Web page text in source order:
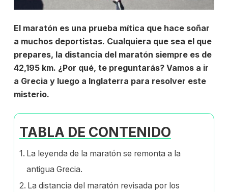
El maratón es una prueba mítica que hace soñar
a muchos deportistas. Cualquiera que sea el que
prepares, la distancia del maratón siempre es de
42,195 km. ¿Por qué, te preguntarás? Vamos a ir
a Grecia y luego a Inglaterra para resolver este
misterio.
TABLA DE CONTENIDO
La leyenda de la maratón se remonta a la
antigua Grecia.
La distancia del maratón revisada por los